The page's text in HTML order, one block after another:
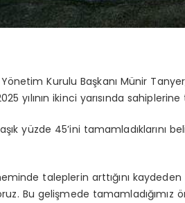
Kurulu Başkanı Münir
yılının ikinci yarısında
yüzde 45’ini tamamladıklarını
taleplerin arttığını
Bu gelişmede